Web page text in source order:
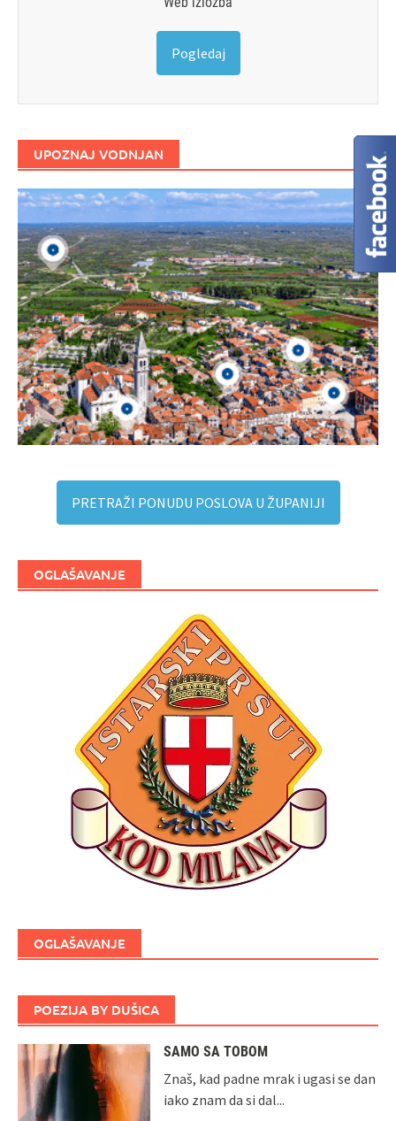
Pogledaj
UPOZNAJ VODNJAN
PRETRAŽI PONUDU POSLOVA U ŽUPANIJI
OGLAŠAVANJE
OGLAŠAVANJE
POEZIJA BY DUŠICA
SAMO SA TOBOM
Znaš, kad padne mrak i ugasi se dan
iako znam da si dal...